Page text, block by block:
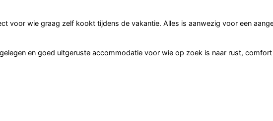
voor wie graag zelf kookt tijdens de vakantie. Alles is aanwezig voor een
en goed uitgeruste accommodatie voor wie op zoek is naar rust, comfort